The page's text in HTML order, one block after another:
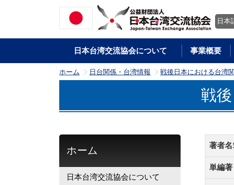
日本
日本台湾交流協会について 事業概要
ホーム >
日台関係・台湾情報 >
戦後日本における台湾
戦
著者名
単編著
ホーム
日本台湾交流協会について